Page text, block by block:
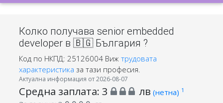
Колко получава senior embedded
developer в 🇧🇬 България ?
Код по НКПД: 25126004Виж трудовата
характеристика за тази професия.
Актуална информация от 2026-08-07
Средна заплата: 3 лв (нетна) 1